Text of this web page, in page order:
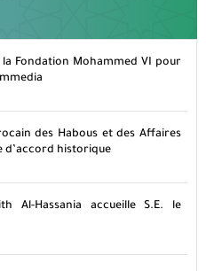
Fondation Mohammed VI pour
des Habous et des Affaires
d’accord historique
Al-Hassania accueille S.E. le